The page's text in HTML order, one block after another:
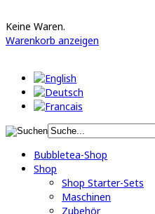
Keine Waren.
Warenkorb anzeigen
Bubbletea-Shop
Shop
Shop Starter-Sets
Maschinen
Zubehör